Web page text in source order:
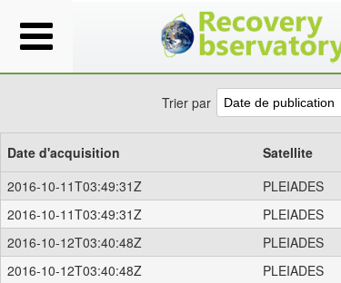
Trier par
Date d'acquisition Satellite
2016-10-11T03:49:31Z
PLEIADES
2016-10-11T03:49:31Z
PLEIADES
2016-10-12T03:40:48Z
PLEIADES
2016-10-12T03:40:48Z
PLEIADES